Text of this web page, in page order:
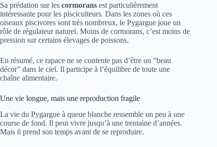
Sa prédation sur les cormorans est particulièrement
intéressante pour les pisciculteurs. Dans les zones où ces
oiseaux piscivores sont très nombreux, le Pygargue joue un
rôle de régulateur naturel. Moins de cormorans, c’est moins de
pression sur certains élevages de poissons.
En résumé, ce rapace ne se contente pas d’être un “beau
décor” dans le ciel. Il participe à l’équilibre de toute une
chaîne alimentaire.
Une vie longue, mais une reproduction fragile
La vie du Pygargue à queue blanche ressemble un peu à une
course de fond. Il peut vivre jusqu’à une trentaine d’années.
Mais il prend son temps avant de se reproduire.